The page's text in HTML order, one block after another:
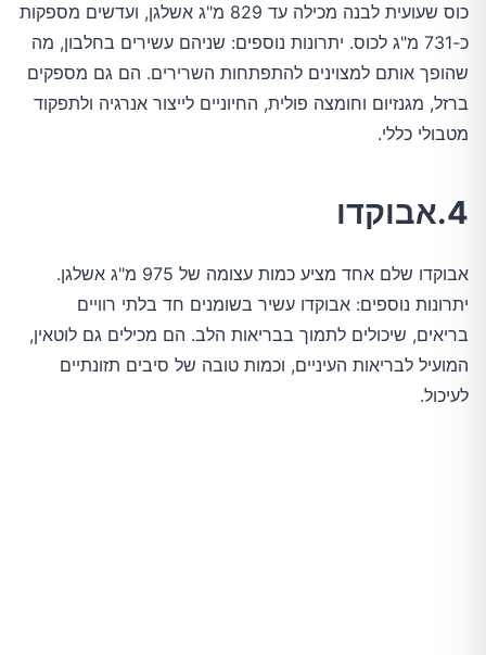
כוס שעועית לבנה מכילה עד 829 מ"ג אשלגן, ועדשים מספקות
כ-731 מ"ג לכוס. יתרונות נוספים: שניהם עשירים בחלבון, מה
שהופך אותם למצוינים להתפתחות השרירים. הם גם מספקים
ברזל, מגנזיום וחומצה פולית, החיוניים לייצור אנרגיה ולתפקוד
מטבולי כללי.
4.אבוקדו
אבוקדו שלם אחד מציע כמות עצומה של 975 מ"ג אשלגן.
יתרונות נוספים: אבוקדו עשיר בשומנים חד בלתי רוויים
בריאים, שיכולים לתמוך בבריאות הלב. הם מכילים גם לוטאין,
המועיל לבריאות העיניים, וכמות טובה של סיבים תזונתיים
לעיכול.